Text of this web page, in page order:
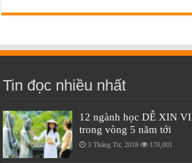
Tin đọc nhiều nhất
12 ngành học DỄ XIN
trong vòng 5 năm tới
3 Tháng Tư, 2018 170,001